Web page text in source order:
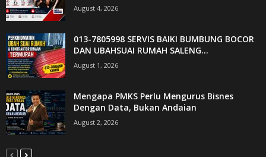
August 4, 2026
013-7805998 SERVIS BAIKI BUMBUNG BOCOR
DAN UBAHSUAI RUMAH SALENG...
August 1, 2026
Mengapa PMKS Perlu Mengurus Bisnes
Dengan Data, Bukan Andaian
August 2, 2026